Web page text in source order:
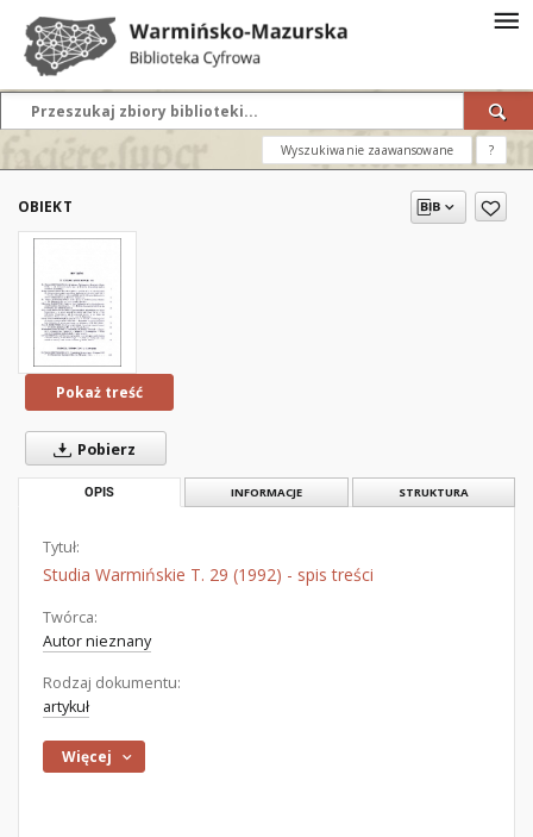
Wyszukiwanie zaawansowane ?
OBIEKT
Pokaż treść
Pobierz
OPIS INFORMACJE STRUKTURA
Tytuł:
Studia Warmińskie T. 29 (1992) - spis treści
Twórca:
Autor nieznany
Rodzaj dokumentu:
artykuł
Więcej